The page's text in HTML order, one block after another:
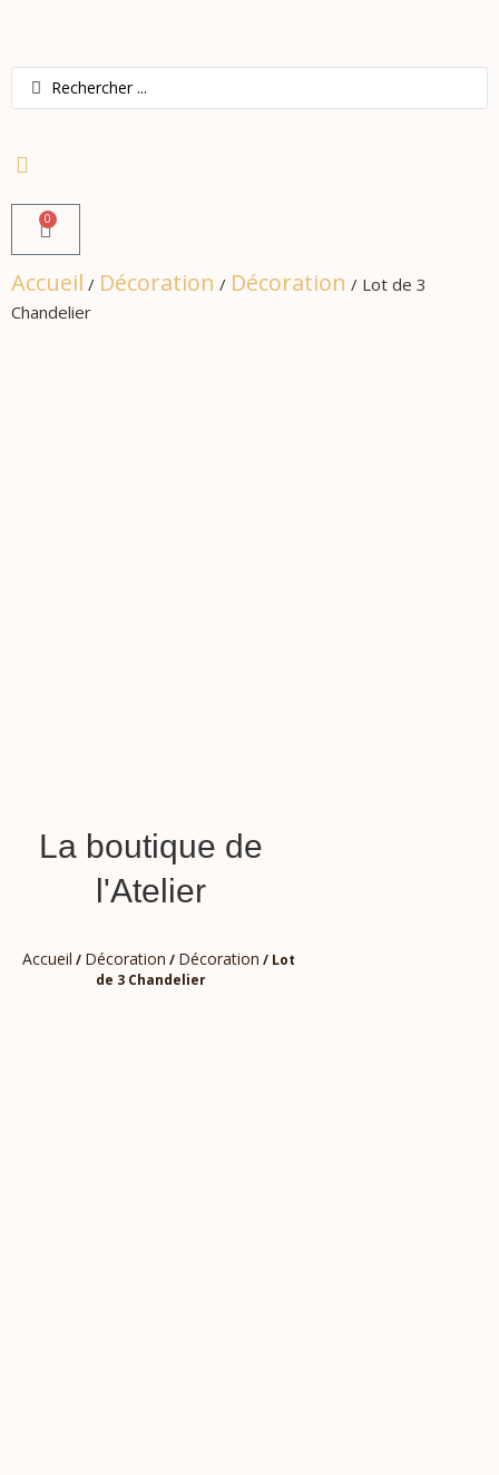
0
Accueil / Décoration / Décoration / Lot de 3
Chandelier
La boutique de
l'Atelier
Accueil / Décoration / Décoration / Lot
de 3 Chandelier